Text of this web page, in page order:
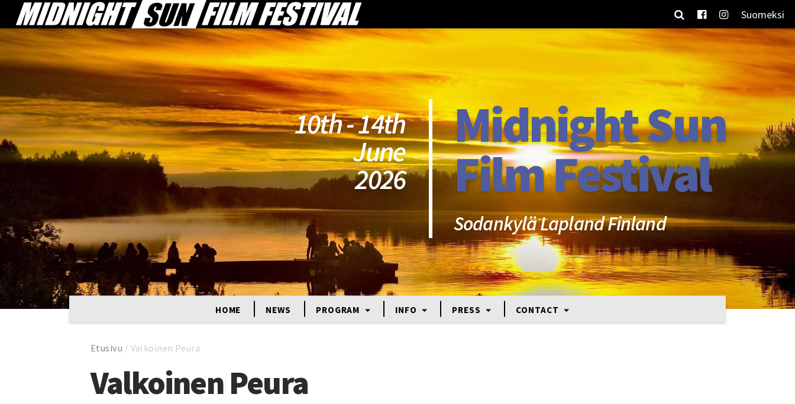
Suomeksi
10th - 14th
June
2026
Midnight Sun
Film Festival
Sodankylä Lapland Finland
HOME NEWS PROGRAM INFO PRESS CONTACT
Etusivu / Valkoinen Peura
Valkoinen Peura